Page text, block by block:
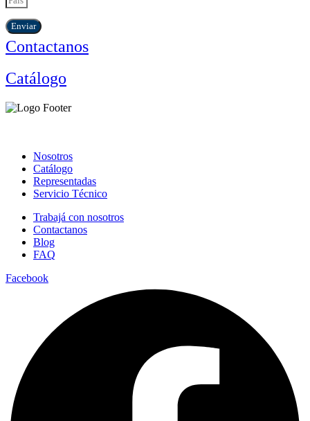
Enviar
Contactanos
Catálogo
Nosotros
Catálogo
Representadas
Servicio Técnico
Trabajá con nosotros
Contactanos
Blog
FAQ
Facebook